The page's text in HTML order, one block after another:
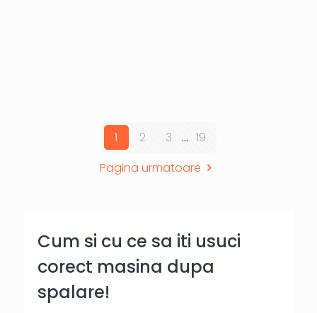
1 2 3 ... 19
Pagina urmatoare
Cum si cu ce sa iti usuci
corect masina dupa
spalare!